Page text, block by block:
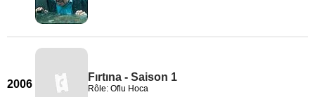
2006
Fırtına - Saison 1
Rôle: Oflu Hoca